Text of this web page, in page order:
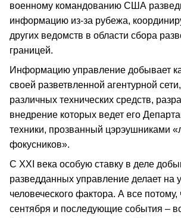
военному командованию США
информацию из-за рубежа,
других ведомств в области сбора
границей.
Информацию управление добывает
своей разветвленной агентурной
различных технических средств,
внедрение которых ведет его
техники, прозванный цэрэушниками
фокусников».
С XXI века особую ставку в деле
разведданных управление делает на
человеческого фактора. А все потому,
сентября и последующие события –